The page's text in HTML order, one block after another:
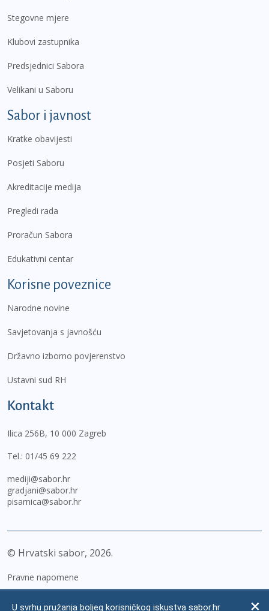
Stegovne mjere
Klubovi zastupnika
Predsjednici Sabora
Velikani u Saboru
Sabor i javnost
Kratke obavijesti
Posjeti Saboru
Akreditacije medija
Pregledi rada
Proračun Sabora
Edukativni centar
Korisne poveznice
Narodne novine
Savjetovanja s javnošću
Državno izborno povjerenstvo
Ustavni sud RH
Kontakt
Ilica 256B, 10 000 Zagreb
Tel.: 01/45 69 222
mediji@sabor.hr
gradjani@sabor.hr
pisarnica@sabor.hr
© Hrvatski sabor, 2026
Pravne napomene
U svrhu pružanja boljeg korisničkog iskustva sabor.hr